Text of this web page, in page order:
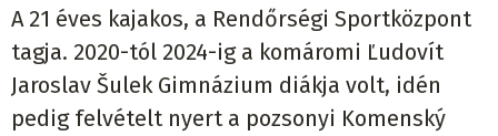
A 21 éves kajakos, a Rendőrségi Sportközpont
tagja. 2020-tól 2024-ig a komáromi Ľudovít
Jaroslav Šulek Gimnázium diákja volt, idén
pedig felvételt nyert a pozsonyi Komenský